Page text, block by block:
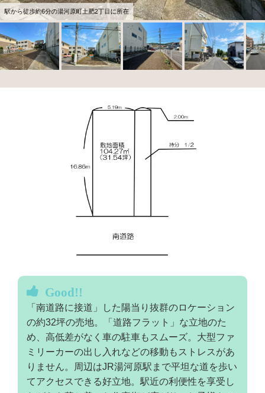
駅から徒歩約6分の湯河原町土肥2丁目に所在
Good!!
「南道路に接道」した陽当り抜群のロケーション
の約32坪の売地。「道路フラット」な立地のた
め、高低差がなく車の駐車もスムーズ。大型ファ
ミリーカーの出し入れなどの移動もストレスがあ
りません。周辺はJR湯河原駅まで平坦な道を歩い
てアクセスできる好立地。駅近の利便性を享受し